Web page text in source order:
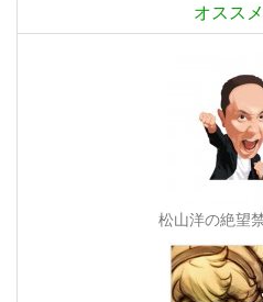
オスス
松山洋の絶望